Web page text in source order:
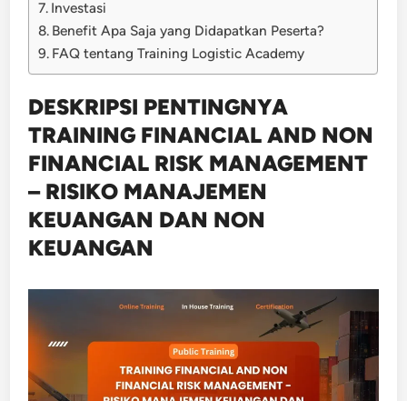
Investasi
Benefit Apa Saja yang Didapatkan Peserta?
FAQ tentang Training Logistic Academy
DESKRIPSI PENTINGNYA
TRAINING FINANCIAL AND NON
FINANCIAL RISK MANAGEMENT
– RISIKO MANAJEMEN
KEUANGAN DAN NON
KEUANGAN